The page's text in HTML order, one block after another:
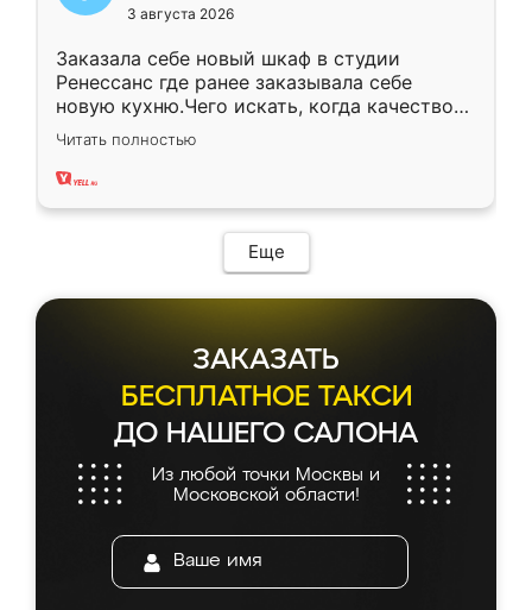
3 августа 2026
Заказала себе новый шкаф в студии
Ренессанс где ранее заказывала себе
новую кухню.Чего искать, когда качеством
вполне довольна. Служит кухня уже почти
два года, нареканий нет.
Читать полностью
Еще
ЗАКАЗАТЬ
БЕСПЛАТНОЕ ТАКСИ
ДО НАШЕГО САЛОНА
Из любой точки Москвы и
Московской области!